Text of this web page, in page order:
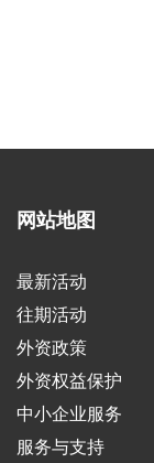
网站地图
最新活动
往期活动
外资政策
外资权益保护
中小企业服务
服务与支持